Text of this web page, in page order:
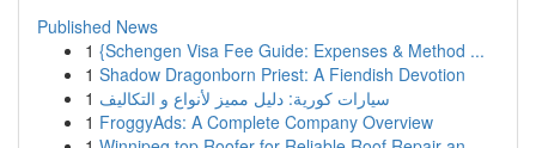
Published News
1 {Schengen Visa Fee Guide: Expenses & Method ...
1 Shadow Dragonborn Priest: A Fiendish Devotion
1 سيارات كورية: دليل مميز لأنواع و التكاليف
1 FroggyAds: A Complete Company Overview